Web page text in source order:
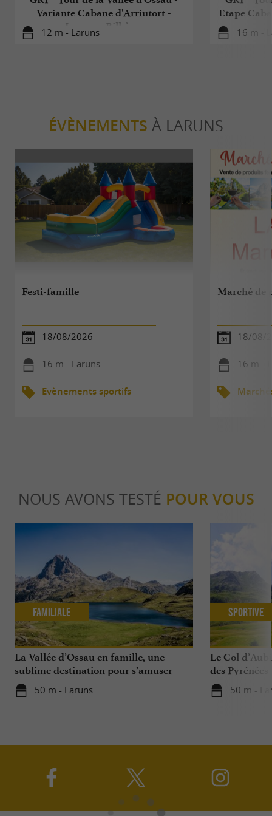
Variante Cabane d'Arriutort -
Laruns - Bilhères
12 m - Laruns
Etape
16 m -
ÉVÈNEMENTS À LARUNS
Festi-famille
18/08/2026
16 m - Laruns
Evènements sportifs
Marché de
18/08/
16 m -
NOUS AVONS TESTÉ POUR VOUS
La Vallée d’Ossau en famille, une
sublime destination pour s’amuser
avec ses enfants toute l'année
50 m - Laruns
Familiale
Le Col
des Pyrénées
50 m -
Sportive